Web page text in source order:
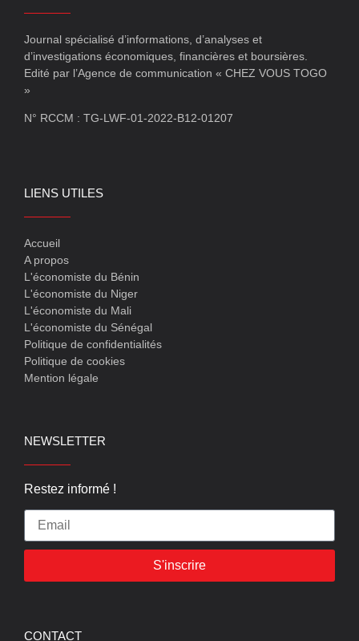
Journal spécialisé d’informations, d’analyses et
d’investigations économiques, financières et boursières.
Edité par l’Agence de communication « CHEZ VOUS TOGO
»
N° RCCM : TG-LWF-01-2022-B12-01207
LIENS UTILES
Accueil
A propos
L'économiste du Bénin
L'économiste du Niger
L'économiste du Mali
L'économiste du Sénégal
Politique de confidentialités
Politique de cookies
Mention légale
NEWSLETTER
Restez informé !
S'inscrire
CONTACT